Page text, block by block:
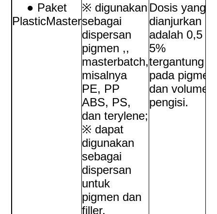
● Paket
PlasticMaster
※ digunakan
sebagai
dispersan
pigmen ,,
masterbatch,
misalnya
PE, PP
ABS, PS,
dan terylene;
※ dapat
digunakan
sebagai
dispersan
untuk
pigmen dan
filler.
Dosis yang
dianjurkan
adalah 0,5 ~
5%
tergantung
pada pigmen
dan volume
pengisi.